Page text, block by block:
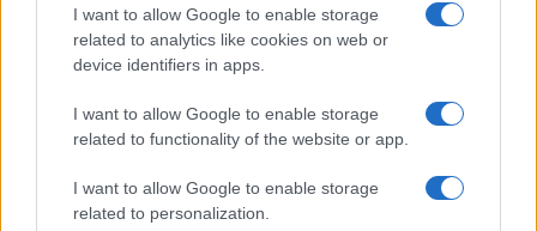
I want to allow Google to enable storage
related to analytics like cookies on web or
device identifiers in apps.
I want to allow Google to enable storage
related to functionality of the website or app.
I want to allow Google to enable storage
related to personalization.
Υπόθεση Marfin: Προθεσμία έλαβε για την
7/08/2026 - 12:30μμ